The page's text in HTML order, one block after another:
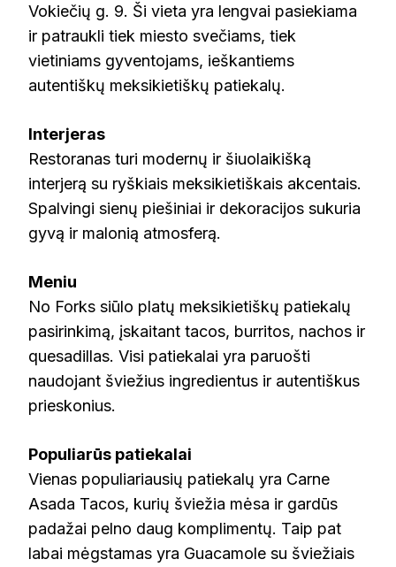
Vokiečių g. 9. Ši vieta yra lengvai pasiekiama
ir patraukli tiek miesto svečiams, tiek
vietiniams gyventojams, ieškantiems
autentiškų meksikietiškų patiekalų.
Interjeras
Restoranas turi modernų ir šiuolaikišką
interjerą su ryškiais meksikietiškais akcentais.
Spalvingi sienų piešiniai ir dekoracijos sukuria
gyvą ir malonią atmosferą.
Meniu
No Forks siūlo platų meksikietiškų patiekalų
pasirinkimą, įskaitant tacos, burritos, nachos ir
quesadillas. Visi patiekalai yra paruošti
naudojant šviežius ingredientus ir autentiškus
prieskonius.
Populiarūs patiekalai
Vienas populiariausių patiekalų yra Carne
Asada Tacos, kurių šviežia mėsa ir gardūs
padažai pelno daug komplimentų. Taip pat
labai mėgstamas yra Guacamole su šviežiais